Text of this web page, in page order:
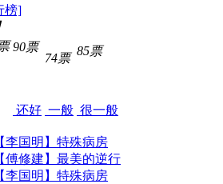
榜]
90票
还好
74票
一般
85票
很一般
【李国明】特殊病房
【傅修建】最美的逆行
【李国明】特殊病房